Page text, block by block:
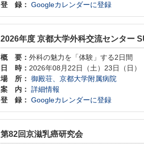
登 録： Googleカレンダーに登録
2026年度 京都大学外科交流センター
概 要： 外科の魅力を「体験」する2日間
日 時： 2026年08月22日（土）23日（日）
場 所： 御殿荘、京都大学附属病院
案 内： 詳細情報
登 録： Googleカレンダーに登録
第82回京滋乳癌研究会